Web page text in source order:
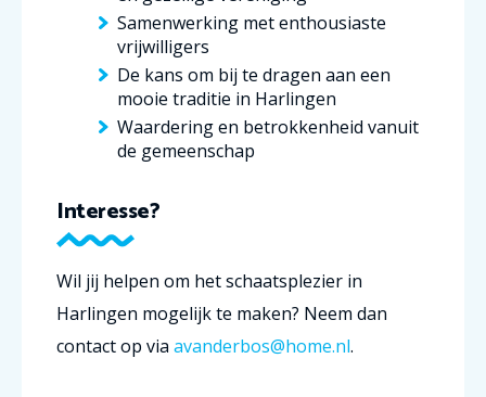
Samenwerking met enthousiaste
vrijwilligers
De kans om bij te dragen aan een
mooie traditie in Harlingen
Waardering en betrokkenheid vanuit
de gemeenschap
Interesse?
Wil jij helpen om het schaatsplezier in
Harlingen mogelijk te maken? Neem dan
contact op via avanderbos@home.nl.